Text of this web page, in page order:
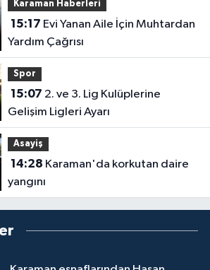
Karaman Haberleri
15:17
Yardım Çağrısı
Spor
15:07
Gelişim Ligleri Ayarı
Asayiş
14:28
yangını